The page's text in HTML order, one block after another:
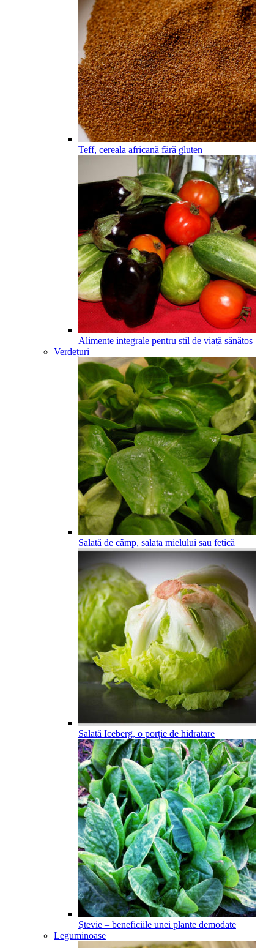
Teff, cereala africană fără gluten
Alimente integrale pentru stil de viață sănătos
Verdețuri
Salată de câmp, salata mielului sau fetică
Salată Iceberg, o porție de hidratare
Ștevie – beneficiile unei plante demodate
Leguminoase